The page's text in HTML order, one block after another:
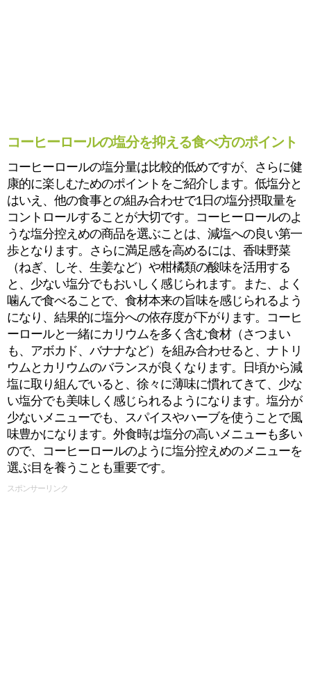
コーヒーロールの塩分を抑える食べ方のポイント
コーヒーロールの塩分量は比較的低めですが、さらに健
康的に楽しむためのポイントをご紹介します。低塩分と
はいえ、他の食事との組み合わせで1日の塩分摂取量を
コントロールすることが大切です。コーヒーロールのよ
うな塩分控えめの商品を選ぶことは、減塩への良い第一
歩となります。さらに満足感を高めるには、香味野菜
（ねぎ、しそ、生姜など）や柑橘類の酸味を活用する
と、少ない塩分でもおいしく感じられます。また、よく
噛んで食べることで、食材本来の旨味を感じられるよう
になり、結果的に塩分への依存度が下がります。コーヒ
ーロールと一緒にカリウムを多く含む食材（さつまい
も、アボカド、バナナなど）を組み合わせると、ナトリ
ウムとカリウムのバランスが良くなります。日頃から減
塩に取り組んでいると、徐々に薄味に慣れてきて、少な
い塩分でも美味しく感じられるようになります。塩分が
少ないメニューでも、スパイスやハーブを使うことで風
味豊かになります。外食時は塩分の高いメニューも多い
ので、コーヒーロールのように塩分控えめのメニューを
選ぶ目を養うことも重要です。
スポンサーリンク